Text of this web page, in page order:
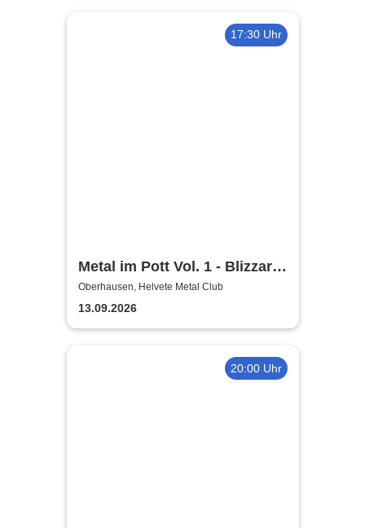
17:30 Uhr
Metal im Pott Vol. 1 - Blizzard
Hunter + Biwo + Scraper +
Aternia
Oberhausen, Helvete Metal Club
13.09.2026
20:00 Uhr